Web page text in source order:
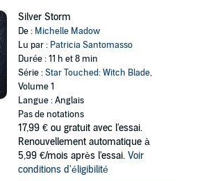
Silver Storm
De : Michelle Madow
Lu par : Patricia Santomasso
Durée : 11 h et 8 min
Série :Star Touched: Witch Blade,
Volume 1
Langue : Anglais
Pas de notations
17,99 € ou gratuit avec l'essai.
Renouvellement automatique à
5,99 €/mois après l'essai. Voir
conditions d'éligibilité